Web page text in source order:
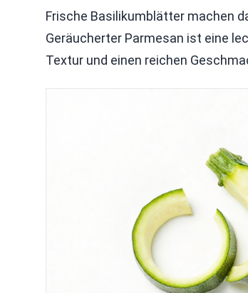
Frische Basilikumblätter machen
Geräucherter Parmesan ist eine
Textur und einen reichen